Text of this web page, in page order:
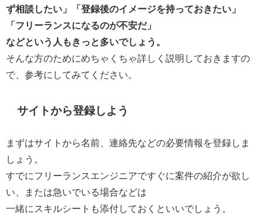
ず相談したい」「登録後のイメージを持っておきたい」
「フリーランスになるのが不安だ」
などという人もきっと多いでしょう。
そんな方のためにめちゃくちゃ詳しく説明しておきますの
で、参考にしてみてください。
サイトから登録しよう
まずはサイトから名前、連絡先などの必要情報を登録しま
しょう。
すでにフリーランスエンジニアですぐに案件の紹介が欲し
い、または急いでいる場合などは
一緒にスキルシートも添付しておくといいでしょう。